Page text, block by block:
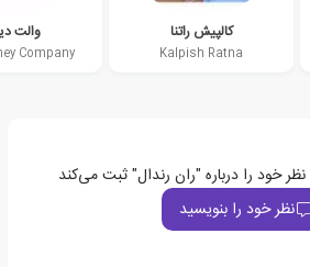
کالپیش راتنا
Kalpish Ratna
والت
Company
نظر خود را درباره "ران رندال" ثبت می‌کند
نظر خود را بنویسید